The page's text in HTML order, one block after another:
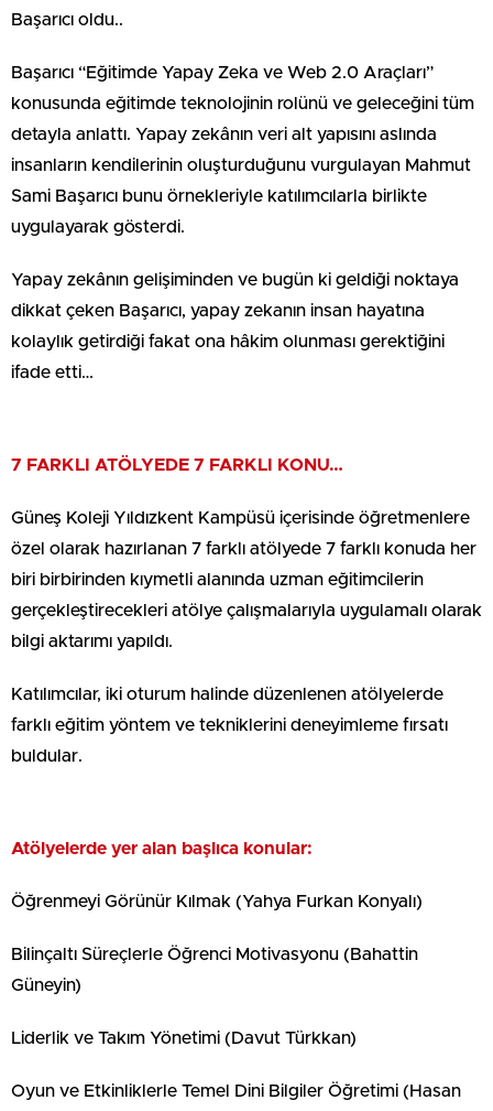
Başarıcı oldu..
Başarıcı “Eğitimde Yapay Zeka ve Web 2.0 Araçları”
konusunda eğitimde teknolojinin rolünü ve geleceğini tüm
detayla anlattı. Yapay zekânın veri alt yapısını aslında
insanların kendilerinin oluşturduğunu vurgulayan Mahmut
Sami Başarıcı bunu örnekleriyle katılımcılarla birlikte
uygulayarak gösterdi.
Yapay zekânın gelişiminden ve bugün ki geldiği noktaya
dikkat çeken Başarıcı, yapay zekanın insan hayatına
kolaylık getirdiği fakat ona hâkim olunması gerektiğini
ifade etti…
7 FARKLI ATÖLYEDE 7 FARKLI KONU…
Güneş Koleji Yıldızkent Kampüsü içerisinde öğretmenlere
özel olarak hazırlanan 7 farklı atölyede 7 farklı konuda her
biri birbirinden kıymetli alanında uzman eğitimcilerin
gerçekleştirecekleri atölye çalışmalarıyla uygulamalı olarak
bilgi aktarımı yapıldı.
Katılımcılar, iki oturum halinde düzenlenen atölyelerde
farklı eğitim yöntem ve tekniklerini deneyimleme fırsatı
buldular.
Atölyelerde yer alan başlıca konular:
Öğrenmeyi Görünür Kılmak (Yahya Furkan Konyalı)
Bilinçaltı Süreçlerle Öğrenci Motivasyonu (Bahattin
Güneyin)
Liderlik ve Takım Yönetimi (Davut Türkkan)
Oyun ve Etkinliklerle Temel Dini Bilgiler Öğretimi (Hasan